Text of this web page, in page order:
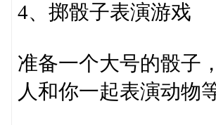
4、掷骰子表演游戏
准备一个大号的骰子
人和你一起表演动物